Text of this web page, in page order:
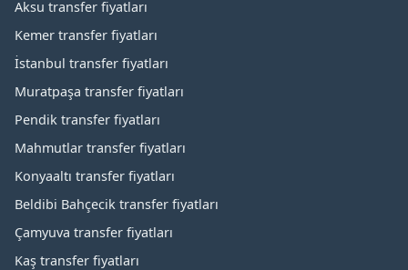
Aksu transfer fiyatları
Kemer transfer fiyatları
İstanbul transfer fiyatları
Muratpaşa transfer fiyatları
Pendik transfer fiyatları
Mahmutlar transfer fiyatları
Konyaaltı transfer fiyatları
Beldibi Bahçecik transfer fiyatları
Çamyuva transfer fiyatları
Kaş transfer fiyatları